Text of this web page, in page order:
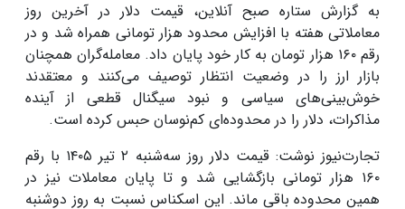
به گزارش ستاره صبح آنلاین، قیمت دلار در آخرین روز
معاملاتی هفته با افزایش محدود هزار تومانی همراه شد و در
رقم ۱۶۰ هزار تومان به کار خود پایان داد. معامله‌گران همچنان
بازار ارز را در وضعیت انتظار توصیف می‌کنند و معتقدند
خوش‌بینی‌های سیاسی و نبود سیگنال قطعی از آینده
مذاکرات، دلار را در محدوده‌ای کم‌نوسان حبس کرده است.
تجارت‌نیوز نوشت: قیمت دلار روز سه‌شنبه ۲ تیر ۱۴۰۵ با رقم
۱۶۰ هزار تومانی بازگشایی شد و تا پایان معاملات نیز در
همین محدوده باقی ماند. این اسکناس نسبت به روز دوشنبه